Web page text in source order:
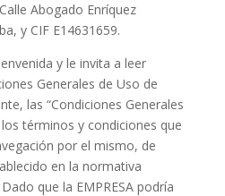
Abogado Enríquez
y CIF E14631659.
y le invita a leer
Generales de Uso de
las “Condiciones Generales
términos y condiciones que
por el mismo, de
en la normativa
que la EMPRESA podría